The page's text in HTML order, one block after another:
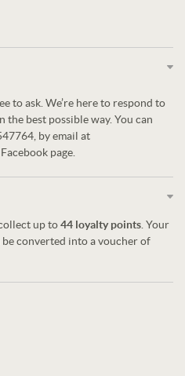
to ask. We’re here to respond to
best possible way. You can
by email at
page.
up to44 loyalty points . Your
be converted into a voucher of